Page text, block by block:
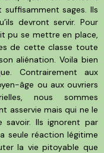
suffisamment sages. Ils
devront servir. Pour
pu se mettre en place,
de cette classe toute
aliénation. Voila bien
Contrairement aux
âge ou aux ouvriers
nous sommes
asservie mais qui ne le
Ils ignorent par
seule réaction légitime
la vie pitoyable que